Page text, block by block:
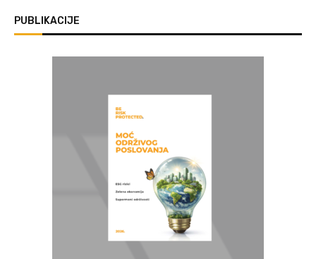
PUBLIKACIJE